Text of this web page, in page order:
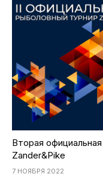
Вторая
Zander&Pike
7 НОЯБРЯ 2022